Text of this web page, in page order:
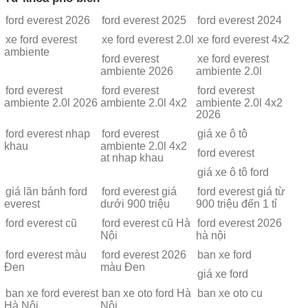
ford everest 2026 ford everest 2025
ford everest 2024
xe ford everest
ambiente
xe ford everest 2.0l xe ford everest 4x2
ford everest
ambiente 2026
xe ford everest
ambiente 2.0l
ford everest
ambiente 2.0l 2026
ford everest
ambiente 2.0l 4x2
ford everest
ambiente 2.0l 4x2
2026
ford everest nhap
khau
ford everest
ambiente 2.0l 4x2
at nhap khau
giá xe ô tô
ford everest
giá xe ô tô ford
giá lăn bánh ford
everest
ford everest giá
dưới 900 triệu
ford everest giá từ
900 triệu đến 1 tỉ
ford everest cũ
ford everest cũ Hà
Nội
ford everest 2026
hà nội
ford everest màu
Đen
ford everest 2026
màu Đen
ban xe ford
giá xe ford
ban xe ford everest
Hà Nội
ban xe oto ford Hà
Nội
ban xe oto cu